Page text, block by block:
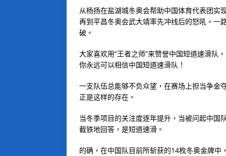
从杨扬在盐湖城冬奥会帮助中国体育代表团实
再到平昌冬奥会武大靖率先冲线后的怒吼。一
破。
大家喜欢用“王者之师”来赞誉中国短道速滑队
你永远可以相信中国短道速滑队！
一支队伍总能够不负众望，在赛场上担当争金
正是这样的存在。
当冬季项目的关注度逐年提升，当被问起中国
截铁地回答，是短道速滑。
的确，在中国队目前所斩获的14枚冬奥金牌中